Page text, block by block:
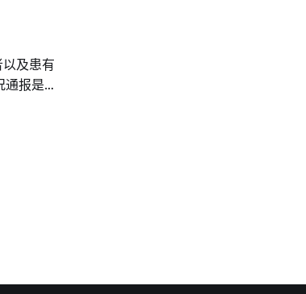
说，
，涵盖
及患有
通报是
于